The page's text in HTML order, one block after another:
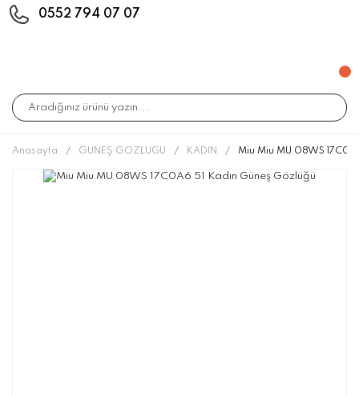
0552 794 07 07
Anasayfa GÜNEŞ GÖZLÜĞÜ KADIN Miu Miu MU 08WS